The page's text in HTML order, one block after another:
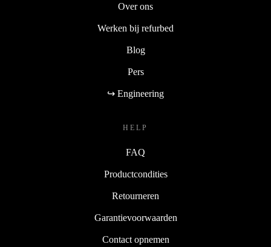
Over ons
Werken bij refurbed
Blog
Pers
↪ Engineering
HELP
FAQ
Productcondities
Retourneren
Garantievoorwaarden
Contact opnemen